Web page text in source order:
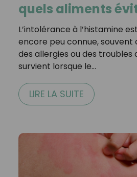
quels aliments
L’intolérance à l’histamine
encore peu connue, souvent
des allergies ou des troubles
survient lorsque le…
LIRE LA SUITE